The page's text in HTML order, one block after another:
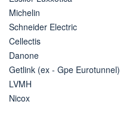
Michelin
Schneider Electric
Cellectis
Danone
Getlink (ex - Gpe Eurotunnel)
LVMH
Nicox